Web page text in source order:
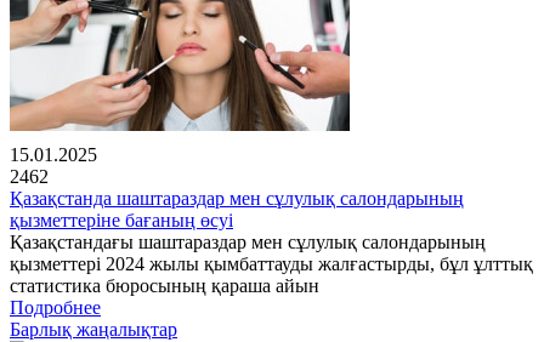
15.01.2025
2462
Қазақстанда шаштараздар мен сұлулық салондарының
қызметтеріне бағаның өсуі
Қазақстандағы шаштараздар мен сұлулық салондарының
қызметтері 2024 жылы қымбаттауды жалғастырды, бұл ұлттық
статистика бюросының қараша айын
Подробнее
Барлық жаңалықтар